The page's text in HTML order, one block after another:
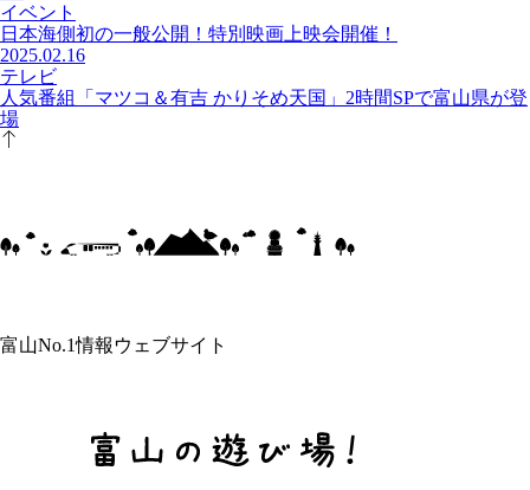
イベント
日本海側初の一般公開！特別映画上映会開催！
2025.02.16
テレビ
人気番組「マツコ＆有吉 かりそめ天国」2時間SPで富山県が登
場
富山No.1情報ウェブサイト